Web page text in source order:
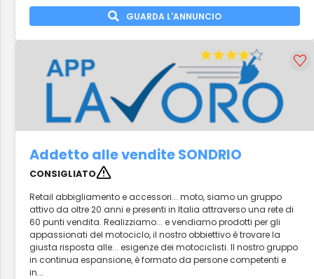
GUARDA L'ANNUNCIO
Addetto alle vendite SONDRIO
CONSIGLIATO
Retail abbigliamento e accessori... moto, siamo un gruppo
attivo da oltre 20 anni e presenti in Italia attraverso una rete di
60 punti vendita. Realizziamo... e vendiamo prodotti per gli
appassionati del motociclo, il nostro obbiettivo è trovare la
giusta risposta alle... esigenze dei motociclisti. Il nostro gruppo
in continua espansione, è formato da persone competenti e
in...